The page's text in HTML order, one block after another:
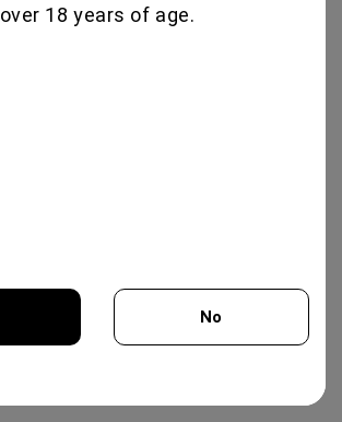
GOAT CHEESE WITH TRUFFLE
XYNISTERI PERSEFONI 750ML -
over 18 years of age.
No